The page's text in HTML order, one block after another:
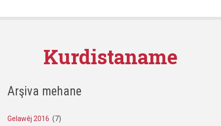
Kurdistaname
Arşiva mehane
Gelawêj 2016 (7)